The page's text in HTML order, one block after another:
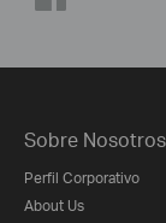
Sobre Nosotros
Perfil Corporativo
About Us